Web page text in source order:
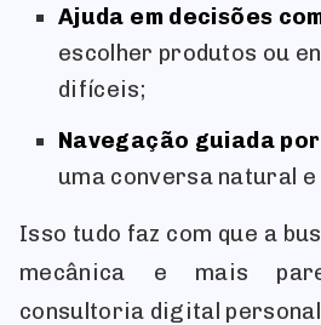
Ajuda em decisões
escolher produtos ou
difíceis;
Navegação guiada
uma conversa natural
Isso tudo faz com que a
mecânica e mais
consultoria digital